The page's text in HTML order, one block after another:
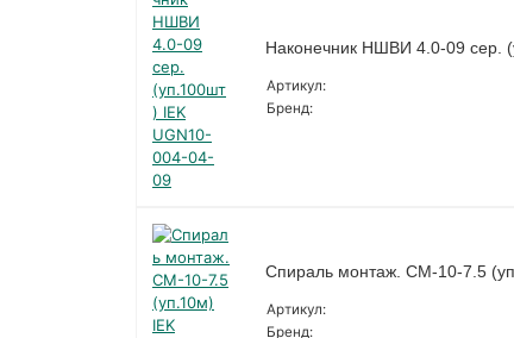
Наконечник НШВИ 4.0-09 сер.
Артикул:
Бренд:
Спираль монтаж. СМ-10-7.5
Артикул:
Бренд: